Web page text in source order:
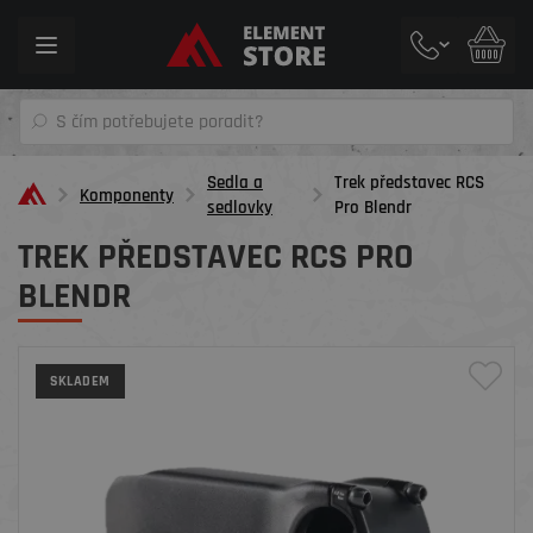
Toggle
Komponenty
Sedla a
sedlovky
Trek představec RCS
Pro Blendr
TREK PŘEDSTAVEC RCS PRO
BLENDR
SKLADEM